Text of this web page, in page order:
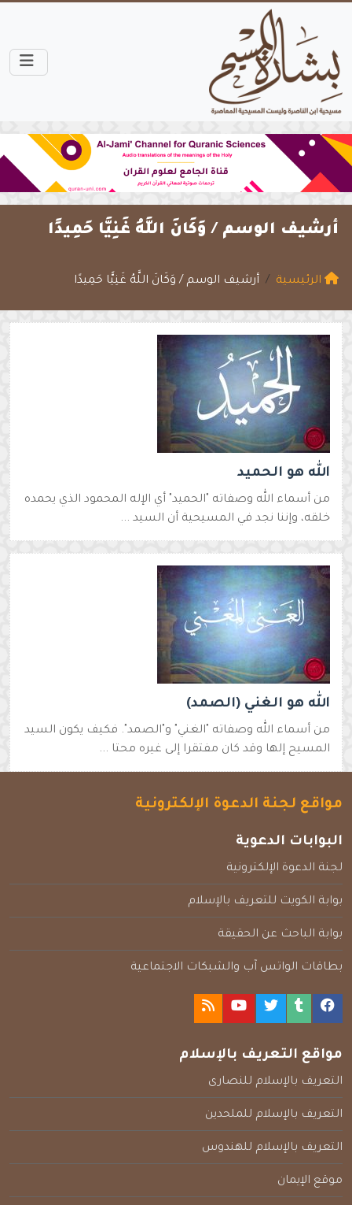
أرشيف الوسم / وَكَانَ اللَّهُ غَنِيًّا حَمِيدًا
الرئيسية أرشيف الوسم / وَكَانَ اللَّهُ غَنِيًّا حَمِيدًا
الله هو الحميد
من أسماء الله وصفاته "الحميد" أي الإله المحمود الذي يحمده
خلقه، وإننا نجد في المسيحية أن السيد ...
الله هو الغني (الصمد)
من أسماء الله وصفاته "الغني" و"الصمد". فكيف يكون السيد
المسيح إلها وقد كان مفتقرا إلى غيره محتا ...
مواقع لجنة الدعوة الإلكترونية
البوابات الدعوية
لجنة الدعوة الإلكترونية
بوابة الكويت للتعريف بالإسلام
بوابة الباحث عن الحقيقة
بطاقات الواتس آب والشبكات الاجتماعية
مواقع التعريف بالإسلام
التعريف بالإسلام للنصارى
التعريف بالإسلام للملحدين
التعريف بالإسلام للهندوس
موقع الإيمان